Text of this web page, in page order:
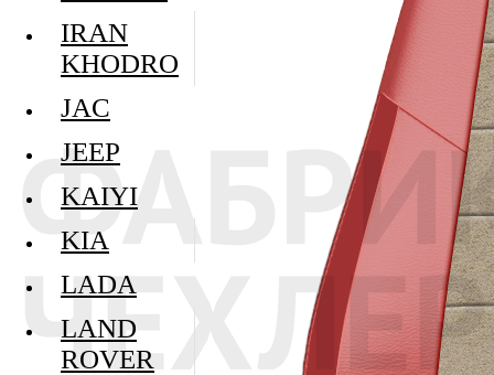
IRAN
KHODRO
JAC
JEEP
KAIYI
KIA
LADA
LAND
ROVER